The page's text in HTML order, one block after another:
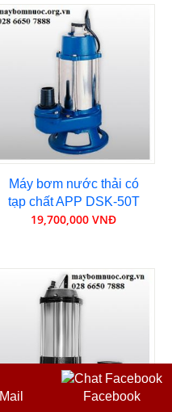
Mail Facebook
Máy bơm nước thải có
tạp chất APP DSK-50T
19,700,000 VNĐ